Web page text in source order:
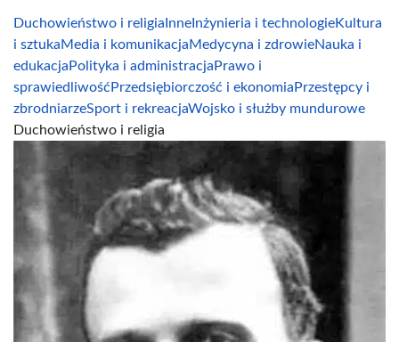
Duchowieństwo i religia Inne Inżynieria i technologieKultura
i sztukaMedia i komunikacjaMedycyna i zdrowieNauka i
edukacja Polityka i administracja Prawo i
sprawiedliwość Przedsiębiorczość i ekonomia Przestępcy i
zbrodniarzeSport i rekreacjaWojsko i służby mundurowe
Duchowieństwo i religia